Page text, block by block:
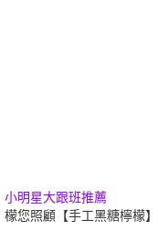
小明星大跟班推薦
檬您照顧【手工黑糖檸檬】